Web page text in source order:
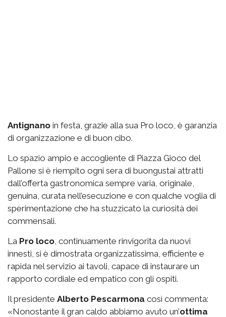
Antignano in festa, grazie alla sua Pro loco, è garanzia
di organizzazione e di buon cibo.
Lo spazio ampio e accogliente di Piazza Gioco del
Pallone si è riempito ogni sera di buongustai attratti
dall’offerta gastronomica sempre varia, originale,
genuina, curata nell’esecuzione e con qualche voglia di
sperimentazione che ha stuzzicato la curiosità dei
commensali.
La Pro loco , continuamente rinvigorita da nuovi
innesti, si è dimostrata organizzatissima, efficiente e
rapida nel servizio ai tavoli, capace di instaurare un
rapporto cordiale ed empatico con gli ospiti.
Il presidente Alberto Pescarmona così commenta:
«Nonostante il gran caldo abbiamo avuto un’ottima